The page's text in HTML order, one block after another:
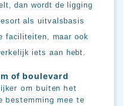
dan wordt de ligging
als uitvalsbasis
faciliteiten, maar ook
iets aan hebt.
of boulevard
om buiten het
mee te